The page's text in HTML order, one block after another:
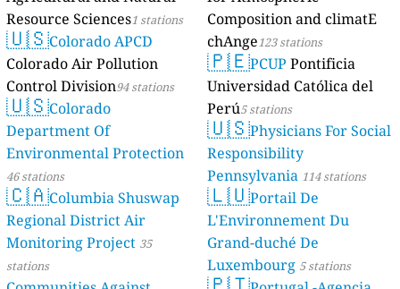
Resource Sciences1 stations
🇺🇸Colorado APCD
Colorado Air Pollution
Control Division94 stations
🇺🇸Colorado
Department Of
Environmental Protection
46 stations
🇨🇦Columbia Shuswap
Regional District Air
Monitoring Project 35
stations
Composition and climatE
chAnge123 stations
🇵🇪PCUP Pontificia
Universidad Católica del
Perú5 stations
🇺🇸Physicians For Social
Responsibility
Pennsylvania 114 stations
🇱🇺Portail De
L'Environnement Du
Grand-duché De
Luxembourg 5 stations